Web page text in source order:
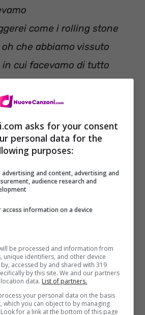
come i rolling stone
che abbiamo vissuto
in cui facevamo di tutto
dove andare
adorabili cuori
che sarò lì
al ’94
al ’94
’94
al ’94
di tutto
asks for your consent
personal data for the
purposes:
advertising and content, advertising and
audience research and
information on a device
be processed and information from
unique identifiers, and other device
accessed by and shared with 319
by this site. We and our partners
data. List of partners.
your personal data on the basis
which you can object to by managing
for a link at the bottom of this page